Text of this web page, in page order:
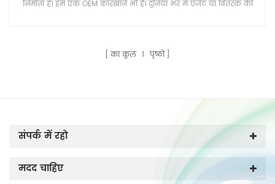
निर्माता है। हम एक OEM कारखाने भी हैं। दुनिया भर में एजेंट या वितरक की
का कुल 1 पृष्ठों
संपर्क में रहो
मदद चाहिए